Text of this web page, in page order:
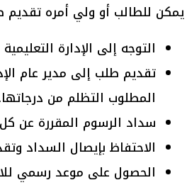
يمكن للطالب أو ولي أمره تقديم
التوجه إلى الإدارة
تقديم طلب إلى مدير عام
المطلوب التظلم من
سداد الرسوم المقررة عن
الاحتفاظ بإيصال السداد
الحصول على موعد رسمي